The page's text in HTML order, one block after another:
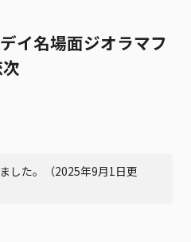
イ名場面ジオラマフ
した。（2025年9月1日更